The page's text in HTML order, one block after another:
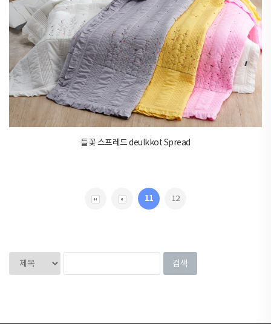
들꽃 스프레드 deulkkot Spread
11 12